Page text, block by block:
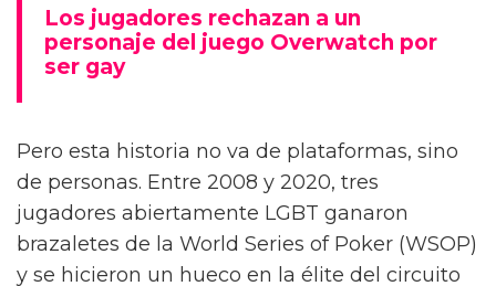
Los jugadores rechazan a un
personaje del juego Overwatch por
ser gay
Pero esta historia no va de plataformas, sino
de personas. Entre 2008 y 2020, tres
jugadores abiertamente LGBT ganaron
brazaletes de la World Series of Poker (WSOP)
y se hicieron un hueco en la élite del circuito